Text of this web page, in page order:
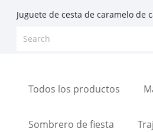
Juguete de cesta de caramelo de
Todos los productos
Sombrero de fiesta